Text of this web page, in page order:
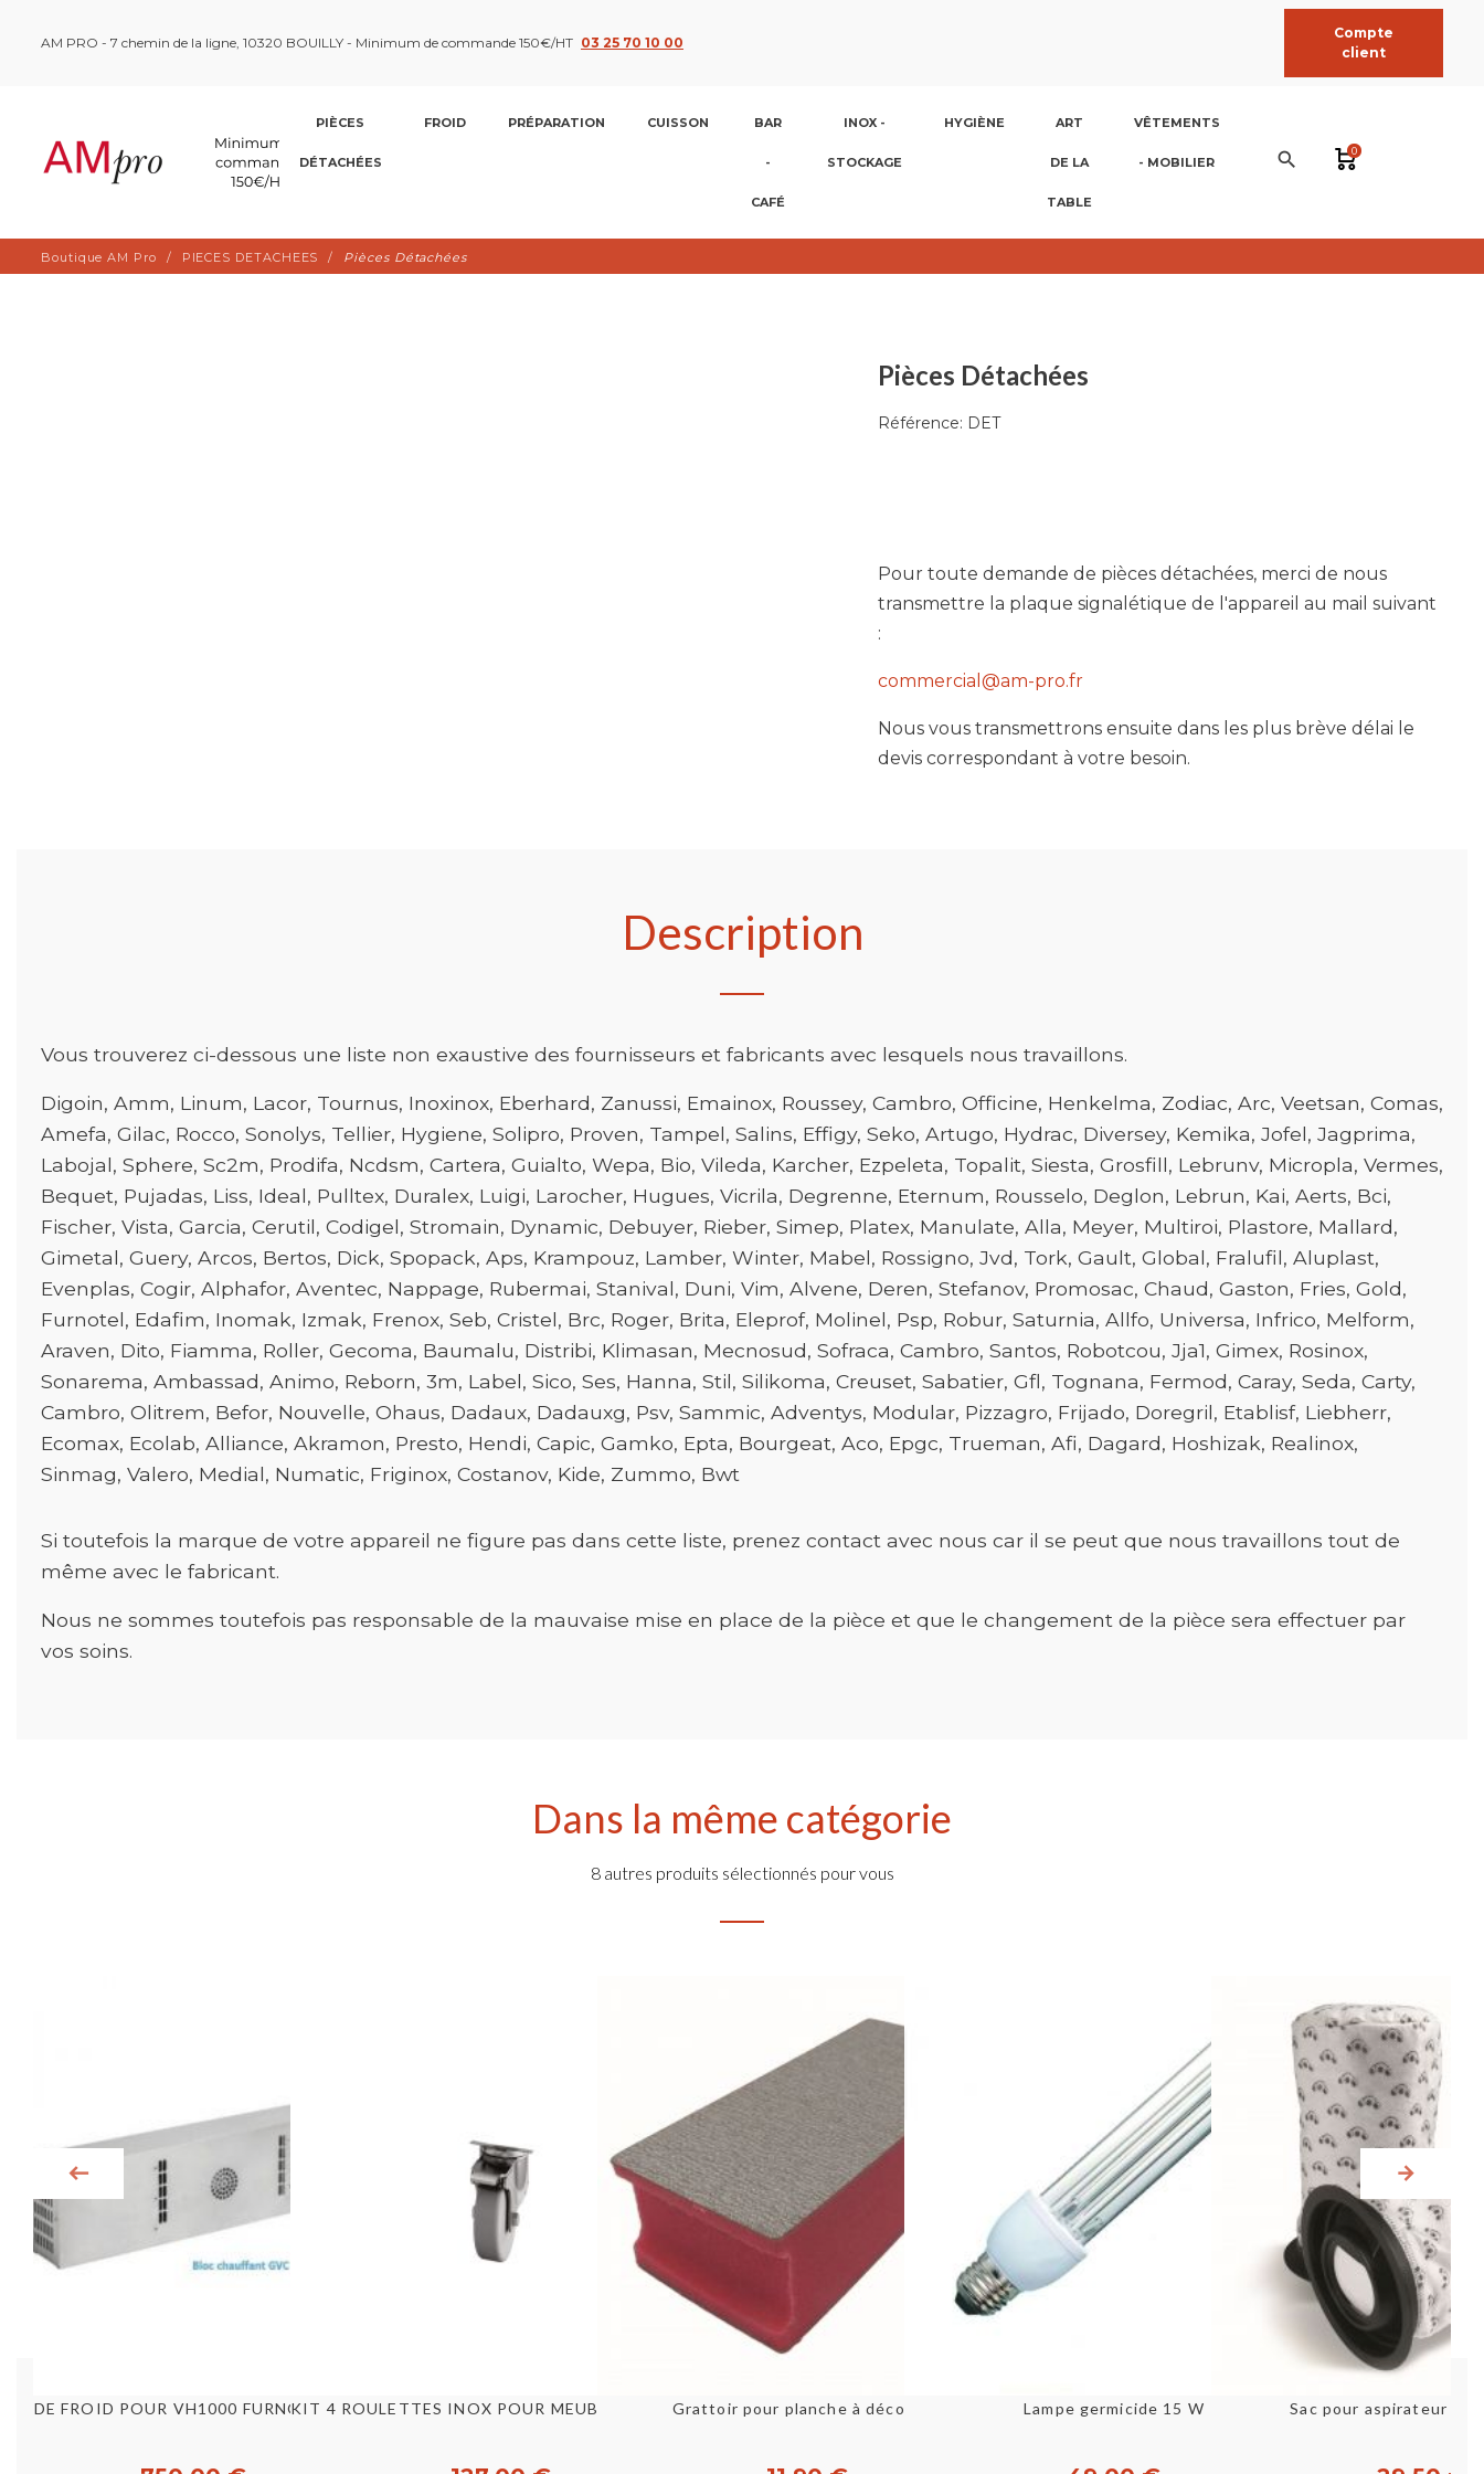
AM PRO - 7 chemin de la ligne, 10320 BOUILLY - Minimum de commande 150€/HT 03 25 70 10 00
Compte
client
PIÈCES
DÉTACHÉES
FROID PRÉPARATION CUISSON BAR
-
CAFÉ
INOX -
STOCKAGE
HYGIÈNE ART
DE LA
TABLE
VÊTEMENTS
- MOBILIER search 0
Boutique AM Pro PIECES DETACHEES Pièces Détachées
Pièces Détachées
Référence: DET
Pour toute demande de pièces détachées, merci de nous
transmettre la plaque signalétique de l'appareil au mail suivant
:
commercial@am-pro.fr
Nous vous transmettrons ensuite dans les plus brève délai le
devis correspondant à votre besoin.
Description
Vous trouverez ci-dessous une liste non exaustive des fournisseurs et fabricants avec lesquels nous travaillons.
Digoin, Amm, Linum, Lacor, Tournus, Inoxinox, Eberhard, Zanussi, Emainox, Roussey, Cambro, Officine, Henkelma, Zodiac, Arc, Veetsan, Comas,
Amefa, Gilac, Rocco, Sonolys, Tellier, Hygiene, Solipro, Proven, Tampel, Salins, Effigy, Seko, Artugo, Hydrac, Diversey, Kemika, Jofel, Jagprima,
Labojal, Sphere, Sc2m, Prodifa, Ncdsm, Cartera, Guialto, Wepa, Bio, Vileda, Karcher, Ezpeleta, Topalit, Siesta, Grosfill, Lebrunv, Micropla, Vermes,
Bequet, Pujadas, Liss, Ideal, Pulltex, Duralex, Luigi, Larocher, Hugues, Vicrila, Degrenne, Eternum, Rousselo, Deglon, Lebrun, Kai, Aerts, Bci,
Fischer, Vista, Garcia, Cerutil, Codigel, Stromain, Dynamic, Debuyer, Rieber, Simep, Platex, Manulate, Alla, Meyer, Multiroi, Plastore, Mallard,
Gimetal, Guery, Arcos, Bertos, Dick, Spopack, Aps, Krampouz, Lamber, Winter, Mabel, Rossigno, Jvd, Tork, Gault, Global, Fralufil, Aluplast,
Evenplas, Cogir, Alphafor, Aventec, Nappage, Rubermai, Stanival, Duni, Vim, Alvene, Deren, Stefanov, Promosac, Chaud, Gaston, Fries, Gold,
Furnotel, Edafim, Inomak, Izmak, Frenox, Seb, Cristel, Brc, Roger, Brita, Eleprof, Molinel, Psp, Robur, Saturnia, Allfo, Universa, Infrico, Melform,
Araven, Dito, Fiamma, Roller, Gecoma, Baumalu, Distribi, Klimasan, Mecnosud, Sofraca, Cambro, Santos, Robotcou, Jja1, Gimex, Rosinox,
Sonarema, Ambassad, Animo, Reborn, 3m, Label, Sico, Ses, Hanna, Stil, Silikoma, Creuset, Sabatier, Gfl, Tognana, Fermod, Caray, Seda, Carty,
Cambro, Olitrem, Befor, Nouvelle, Ohaus, Dadaux, Dadauxg, Psv, Sammic, Adventys, Modular, Pizzagro, Frijado, Doregril, Etablisf, Liebherr,
Ecomax, Ecolab, Alliance, Akramon, Presto, Hendi, Capic, Gamko, Epta, Bourgeat, Aco, Epgc, Trueman, Afi, Dagard, Hoshizak, Realinox,
Sinmag, Valero, Medial, Numatic, Friginox, Costanov, Kide, Zummo, Bwt
Si toutefois la marque de votre appareil ne figure pas dans cette liste, prenez contact avec nous car il se peut que nous travaillons tout de
même avec le fabricant.
Nous ne sommes toutefois pas responsable de la mauvaise mise en place de la pièce et que le changement de la pièce sera effectuer par
vos soins.
Dans la même catégorie
8 autres produits sélectionnés pour vous
Aperçu rapide BLOC DE FROID POUR VH1000 FURNOTEL [B46626] Aperçu rapide KIT 4 ROULETTES INOX POUR MEUBLE BAS [E24207] Aperçu rapide
Grattoir pour planche à découper Aperçu rapide
Lampe germicide 15 W Aperçu rapide
Sac pour aspirateur